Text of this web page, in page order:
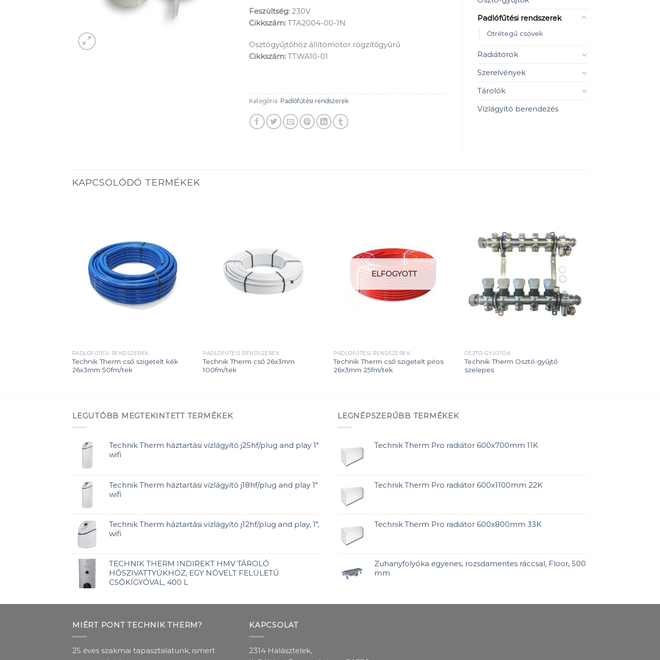
Feszültség: 230V
Cikkszám: TTA2004-00-1N
Osztógyűjtőhöz állítómotor rögzítőgyűrű
Cikkszám: TTWA10-01
Kategória: Padlófűtési rendszerek
Padlófűtési rendszerek
Ötrétegű csövek
Radiátorok
Szerelvények
Tárolók
Vízlágyító berendezés
KAPCSOLÓDÓ TERMÉKEK
wishlist
PADLÓFŰTÉSI RENDSZEREK
Technik Therm cső szigetelt kék
26x3mm 50fm/tek
PADLÓFŰTÉSI RENDSZEREK
Technik Therm cső 26x3mm
100fm/tek
ELFOGYOTT
PADLÓFŰTÉSI RENDSZEREK
Technik Therm cső szigetelt piros
26x3mm 25fm/tek
Add to
wishlist
OSZTÓ-GYŰJTŐK
Technik Therm Osztó-gyűjtő
szelepes
LEGUTÓBB MEGTEKINTETT TERMÉKEK
Technik Therm háztartási vízlágyító j25hf/plug and play 1"
wifi
Technik Therm háztartási vízlágyító j18hf/plug and play 1"
wifi
Technik Therm háztartási vízlágyító j12hf/plug and play, 1",
wifi
TECHNIK THERM INDIREKT HMV TÁROLÓ
HŐSZIVATTYÚKHOZ, EGY NÖVELT FELÜLETŰ
CSŐKÍGYÓVAL, 400 L
LEGNÉPSZERŰBB TERMÉKEK
Technik Therm Pro radiátor 600x700mm 11K
Technik Therm Pro radiátor 600x1100mm 22K
Technik Therm Pro radiátor 600x800mm 33K
Zuhanyfolyóka egyenes, rozsdamentes ráccsal, Floor, 500
mm
MIÉRT PONT TECHNIK THERM?
25 éves szakmai tapasztalatunk, ismert
KAPCSOLAT
2314 Halásztelek,